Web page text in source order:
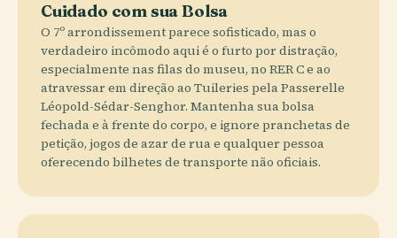
Cuidado com sua Bolsa
O 7º arrondissement parece sofisticado, mas o
verdadeiro incômodo aqui é o furto por distração,
especialmente nas filas do museu, no RER C e ao
atravessar em direção ao Tuileries pela Passerelle
Léopold-Sédar-Senghor. Mantenha sua bolsa
fechada e à frente do corpo, e ignore pranchetas de
petição, jogos de azar de rua e qualquer pessoa
oferecendo bilhetes de transporte não oficiais.